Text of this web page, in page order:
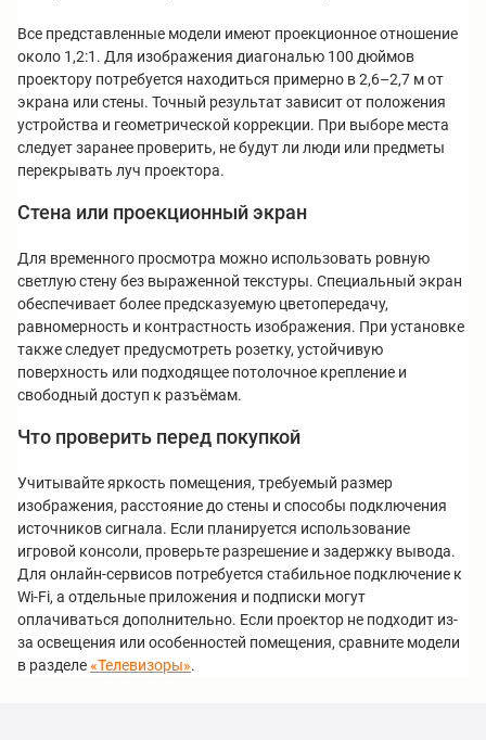
Все представленные модели имеют проекционное отношение
около 1,2:1. Для изображения диагональю 100 дюймов
проектору потребуется находиться примерно в 2,6–2,7 м от
экрана или стены. Точный результат зависит от положения
устройства и геометрической коррекции. При выборе места
следует заранее проверить, не будут ли люди или предметы
перекрывать луч проектора.
Стена или проекционный экран
Для временного просмотра можно использовать ровную
светлую стену без выраженной текстуры. Специальный экран
обеспечивает более предсказуемую цветопередачу,
равномерность и контрастность изображения. При установке
также следует предусмотреть розетку, устойчивую
поверхность или подходящее потолочное крепление и
свободный доступ к разъёмам.
Что проверить перед покупкой
Учитывайте яркость помещения, требуемый размер
изображения, расстояние до стены и способы подключения
источников сигнала. Если планируется использование
игровой консоли, проверьте разрешение и задержку вывода.
Для онлайн-сервисов потребуется стабильное подключение к
Wi-Fi, а отдельные приложения и подписки могут
оплачиваться дополнительно. Если проектор не подходит из-
за освещения или особенностей помещения, сравните модели
в разделе«Телевизоры».